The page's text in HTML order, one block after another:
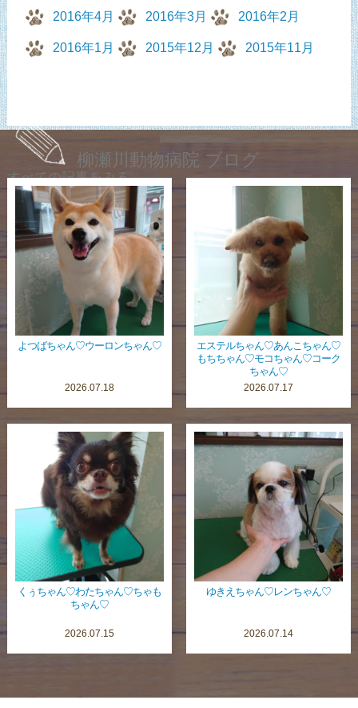
2016年4月 2016年3月 2016年2月
2016年1月 2015年12月 2015年11月
柳瀬川動物病院 ブログ
すべての記事をみる
よつばちゃん♡ウーロンちゃん♡
2026.07.18
エステルちゃん♡あんこちゃん♡
もちちゃん♡モコちゃん♡コーク
ちゃん♡
2026.07.17
くぅちゃん♡わたちゃん♡ちゃも
ちゃん♡
2026.07.15
ゆきえちゃん♡レンちゃん♡
2026.07.14